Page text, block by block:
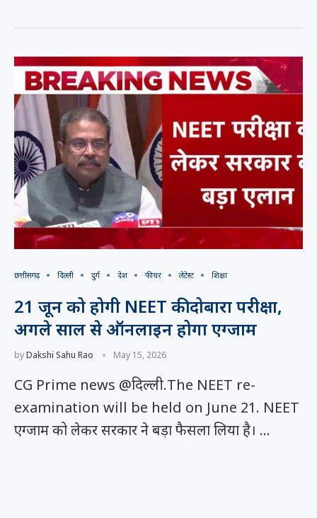
छत्तीसगढ़ दिल्ली दुर्ग देश फीचर लेटेस्ट शिक्षा
21 जून को होगी NEET की दोबारा परीक्षा,
अगले साल से ऑनलाइन होगा एग्जाम
byDakshi Sahu Rao May 15, 2026
CG Prime news @दिल्ली.The NEET re-
examination will be held on June 21. NEET
एग्जाम को लेकर सरकार ने बड़ा फैसला लिया है। …